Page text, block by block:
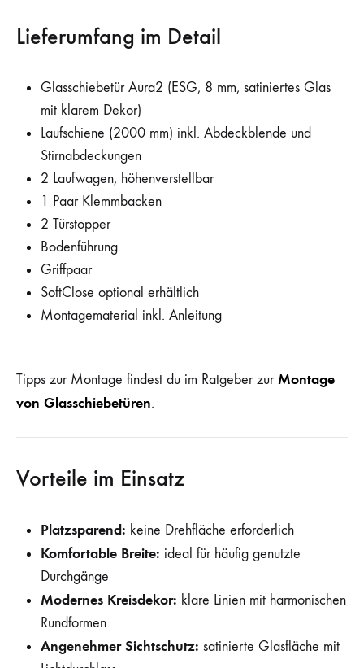
Lieferumfang im Detail
Glasschiebetür Aura2 (ESG, 8 mm, satiniertes Glas
mit klarem Dekor)
Laufschiene (2000 mm) inkl. Abdeckblende und
Stirnabdeckungen
2 Laufwagen, höhenverstellbar
1 Paar Klemmbacken
2 Türstopper
Bodenführung
Griffpaar
SoftClose optional erhältlich
Montagematerial inkl. Anleitung
Tipps zur Montage findest du im Ratgeber zurMontage
von Glasschiebetüren.
Vorteile im Einsatz
Platzsparend: keine Drehfläche erforderlich
Komfortable Breite: ideal für häufig genutzte
Durchgänge
Modernes Kreisdekor: klare Linien mit harmonischen
Rundformen
Angenehmer Sichtschutz: satinierte Glasfläche mit